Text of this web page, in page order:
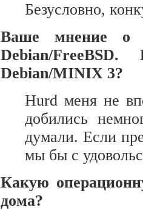
Безусловно,
Ваше мнение о
Debian/
Debian/MINIX 3?
Hurd меня не
добились
думали. Если
мы бы с
Какую
дома?